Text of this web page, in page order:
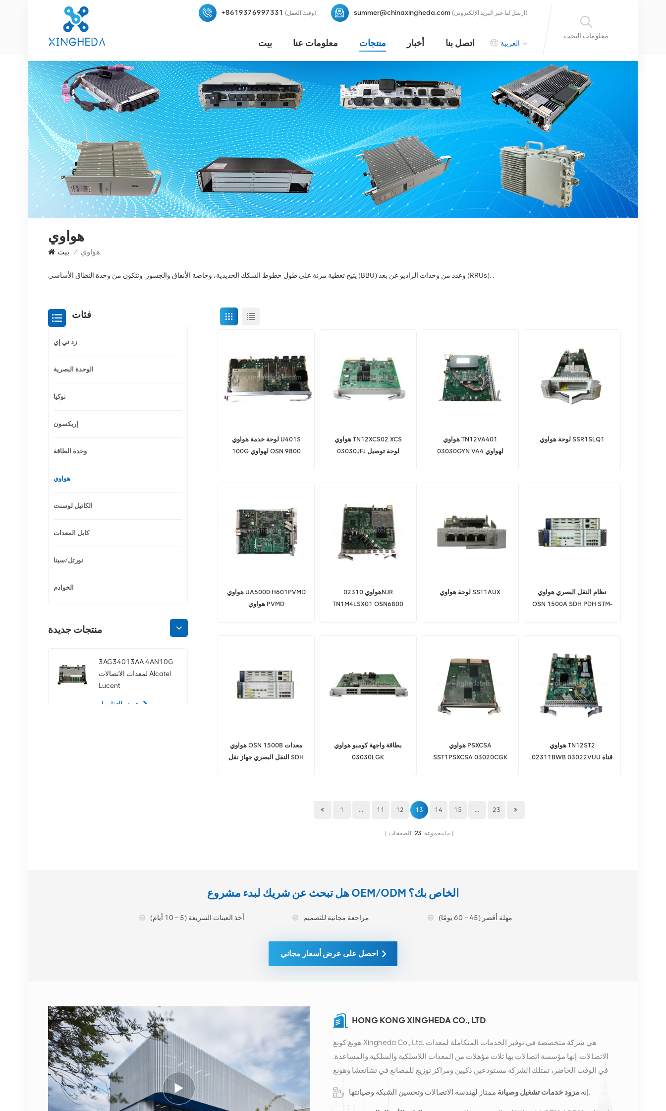
معلومات البحث
+8619376997331 (وقت العمل) summer@chinaxingheda.com (ارسل لنا عبر البريد الإلكتروني)
بيت معلومات عنا منتجات أخبار اتصل بنا العربية
هواوي
بيت / هواوي
يتيح تغطية مرنة على طول خطوط السكك الحديدية، وخاصة الأنفاق والجسور. وتتكون من وحدة النطاق الأساسي (BBU) وعدد من وحدات الراديو عن بعد (RRUs). .
لوحة خدمة هواوي U401S
100G لهواوي OSN 9800
هواوي TN12XCS02 XCS
03030JFJ لوحة توصيل
هواوي TN12VA401
03030GYN VA4 لهواوي
لوحة هواوي SSR1SLQ1
هواوي UA5000 H601PVMD
هواوي PVMD
هواوي 02310NJR
TN1M4LSX01 OSN6800
لوحة هواوي SST1AUX
نظام النقل البصري هواوي
OSN 1500A SDH PDH STM-
هواوي OSN 1500B معدات
النقل البصري جهاز نقل SDH
بطاقة واجهة كومبو هواوي
03030LGK
هواوي PSXCSA
SST1PSXCSA 03020CGK
هواوي TN12ST2
02311BWB 03022VUU قناة
1 ... 11 12 13 14 15 ... 23
ما مجموعه 23 الصفحات
فئات
زد تي إي
الوحدة البصرية
نوكيا
إريكسون
وحدة الطاقة
هواوي
الكاتيل لوسنت
كابل المعدات
نورتل/سينا
الخوادم
منتجات جديدة
3AG34013AA 4AN10G
لمعدات الاتصالات Alcatel
Lucent
عرض التفاصيل
1662SMC 3AL98324AA
SYNTH4V2 لمعدات
الاتصالات Alcatel Lucent
عرض التفاصيل
إريكسون 2212 B31 KRC
هل تبحث عن شريك لبدء مشروع OEM/ODM الخاص بك؟
أخذ العينات السريعة (5 ~ 10 أيام) مراجعة مجانية للتصميم مهلة أقصر (45 ~ 60 يومًا)
احصل على عرض أسعار مجاني
HONG KONG XINGHEDA CO., LTD
هونغ كونغ Xingheda Co., Ltd. هي شركة متخصصة في توفير الخدمات المتكاملة لمعدات
الاتصالات. إنها مؤسسة اتصالات بها ثلاث مؤهلات من المعدات اللاسلكية والسلكية والمساعدة.
في الوقت الحاضر، تمتلك الشركة مستودعين ذكيين ومراكز توزيع للمصانع في تشانغشا وهونغ
الصين، وننفذ أعمالًا دولية في جنوب شرق آسيا وأوروبا والولايات المتحدة وأفريقيا وروسيا، ونوفر
إنهمزود خدمات تشغيل وصيانة ممتاز لهندسة الاتصالات وتحسين الشبكة وصيانتها.